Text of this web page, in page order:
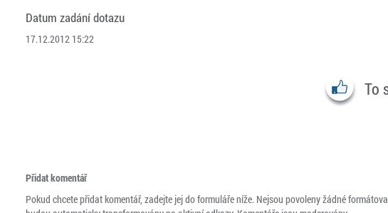
Datum zadání dotazu
17.12.2012 15:22
To
Přidat komentář
Pokud chcete přidat komentář, zadejte jej do formuláře níže. Nejsou povoleny žádné